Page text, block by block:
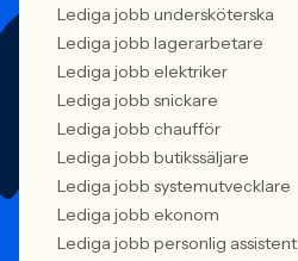
Lediga jobb undersköterska
Lediga jobb lagerarbetare
Lediga jobb elektriker
Lediga jobb snickare
Lediga jobb chaufför
Lediga jobb butikssäljare
Lediga jobb systemutvecklare
Lediga jobb ekonom
Lediga jobb personlig assistent